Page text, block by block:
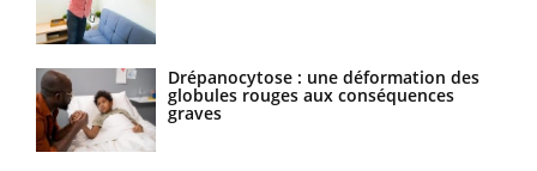
Drépanocytose : une déformation des
globules rouges aux conséquences
graves